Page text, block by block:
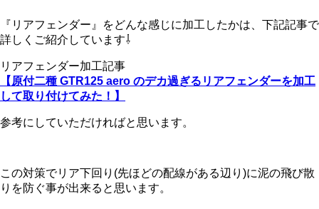
『リアフェンダー』をどんな感じに加工したかは、下記記事で
詳しくご紹介しています⇩
リアフェンダー加工記事
【原付二種 GTR125 aero のデカ過ぎるリアフェンダーを加工
して取り付けてみた！】
参考にしていただければと思います。
この対策でリア下回り(先ほどの配線がある辺り)に泥の飛び散
りを防ぐ事が出来ると思います。